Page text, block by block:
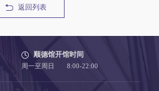
返回列表
顺德馆开馆时间
周一至周日 8:00-22:00